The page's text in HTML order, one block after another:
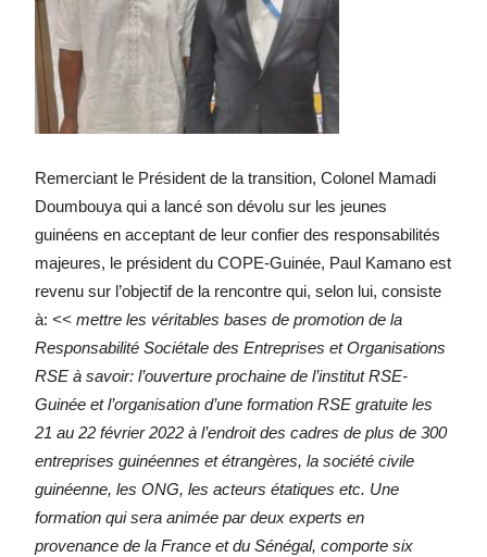
Remerciant le Président de la transition, Colonel Mamadi
Doumbouya qui a lancé son dévolu sur les jeunes
guinéens en acceptant de leur confier des responsabilités
majeures, le président du COPE-Guinée, Paul Kamano est
revenu sur l’objectif de la rencontre qui, selon lui, consiste
à: << mettre les véritables bases de promotion de la
Responsabilité Sociétale des Entreprises et Organisations
RSE à savoir: l’ouverture prochaine de l’institut RSE-
Guinée et l’organisation d’une formation RSE gratuite les
21 au 22 février 2022 à l’endroit des cadres de plus de 300
entreprises guinéennes et étrangères, la société civile
guinéenne, les ONG, les acteurs étatiques etc. Une
formation qui sera animée par deux experts en
provenance de la France et du Sénégal, comporte six